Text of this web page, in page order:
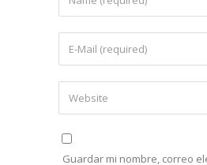
Guardar mi nombre, correo